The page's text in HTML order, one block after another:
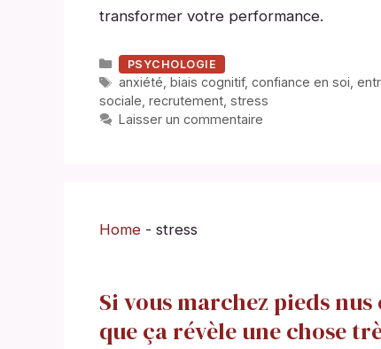
transformer votre performance.
Catégories
PSYCHOLOGIE
Étiquettes
anxiété biais cognitif, confiance en soi
sociale recrutement stress
Laisser un commentaire
Home - stress
Si vous marchez pieds nus
que ça révèle une chose